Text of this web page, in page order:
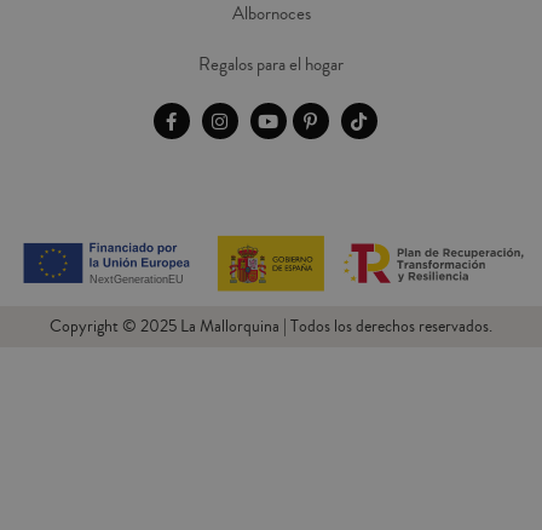
Albornoces
Regalos para el hogar
Copyright © 2025 La Mallorquina | Todos los derechos reservados.